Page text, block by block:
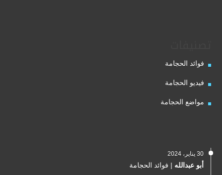
فوائد الحجامة
فيديو الحجامة
مواضع الحجامة
30 يناير، 2024
أبو عبدالله | فوائد الحجامة